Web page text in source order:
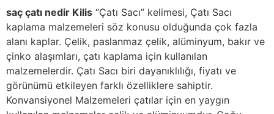
saç çatı nedir Kilis “Çatı Sacı” kelimesi, Çatı Sacı
kaplama malzemeleri söz konusu olduğunda çok fazla
alanı kaplar. Çelik, paslanmaz çelik, alüminyum, bakır ve
çinko alaşımları, çatı kaplama için kullanılan
malzemelerdir. Çatı Sacı biri dayanıklılığı, fiyatı ve
görünümü etkileyen farklı özelliklere sahiptir.
Konvansiyonel Malzemeleri çatılar için en yaygın